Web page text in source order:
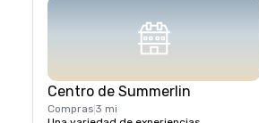
Centro de Summerlin
Compras 3 mi